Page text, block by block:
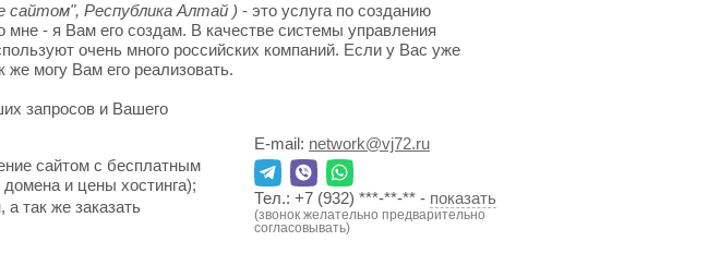
сайтом", Республика Алтай ) - это услуга по созданию
- я Вам его создам. В качестве системы управления
очень много российских компаний. Если у Вас уже
же могу Вам его реализовать.
запросов и Вашего
сайтом с бесплатным
и цены хостинга);
так же заказать
E-mail: network@vj72.ru
Тел.: +7 (932) ***-**-** - показать
(звонок желательно предварительно
согласовывать)